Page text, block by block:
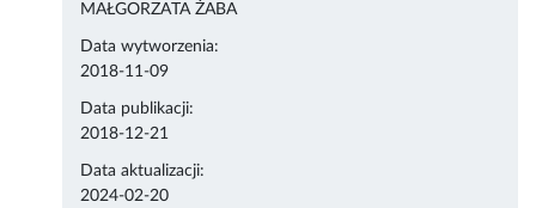
MAŁGORZATA ŻABA
Data wytworzenia:
2018-11-09
Data publikacji:
2018-12-21
Data aktualizacji:
2024-02-20